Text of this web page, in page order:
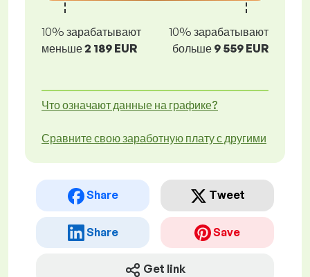
10% зарабатывают
меньше2 189 EUR
10% зарабатывают
больше 9 559 EUR
Что означают данные на графике?
Сравните свою заработную плату с другими
Share Tweet
Share Save
Get link